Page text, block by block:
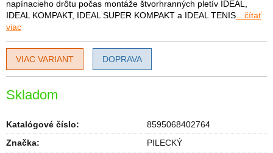
Skladom
napínacieho drôtu počas montáže štvorhranných pletív IDEAL,
IDEAL KOMPAKT, IDEAL SUPER KOMPAKT a IDEAL TENIS …čítať
viac
Katalógové číslo:
8595068402764
Značka:
PILECKÝ
VIAC VARIANT DOPRAVA